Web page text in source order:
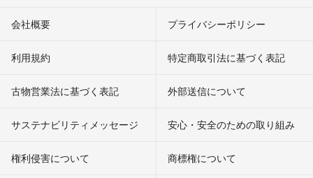
会社概要 プライバシーポリシー
利用規約 特定商取引法に基づく表記
古物営業法に基づく表記 外部送信について
サステナビリティメッセージ 安心・安全のための取り組み
権利侵害について
商標権について